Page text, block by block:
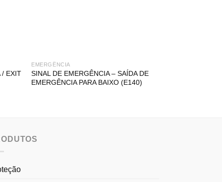
/ EXIT
EMERGÊNCIA
SINAL DE EMERGÊNCIA – SAÍDA DE
EMERGÊNCIA PARA BAIXO (E140)